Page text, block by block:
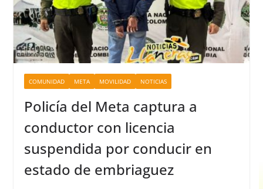
COMUNIDAD META MOVILIDAD NOTICIAS
Policía del Meta captura a
conductor con licencia
suspendida por conducir en
estado de embriaguez